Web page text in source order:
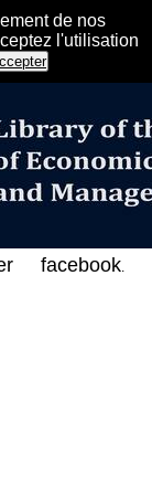
de nos
l'utilisation
facebook.